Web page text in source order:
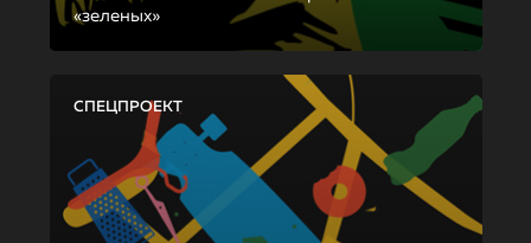
«зеленых»
СПЕЦПРОЕКТ